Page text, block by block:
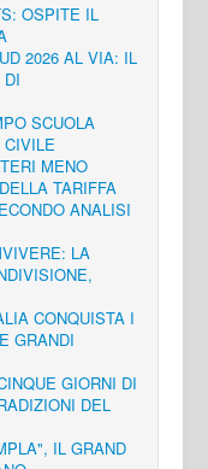
OSPITE IL
2026 AL VIA: IL
DI
SCUOLA
CIVILE
MENO
TARIFFA
ANALISI
LA
CONQUISTA I
GRANDI
GIORNI DI
DEL
IL GRAND